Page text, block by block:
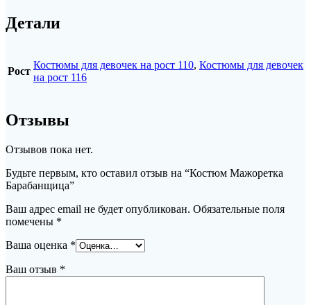
Детали
Рост
Костюмы для девочек на рост 110, Костюмы для девочек
на рост 116
Отзывы
Отзывов пока нет.
Будьте первым, кто оставил отзыв на “Костюм Мажоретка
Барабанщица”
Ваш адрес email не будет опубликован. Обязательные поля
помечены *
Ваша оценка *
Ваш отзыв *